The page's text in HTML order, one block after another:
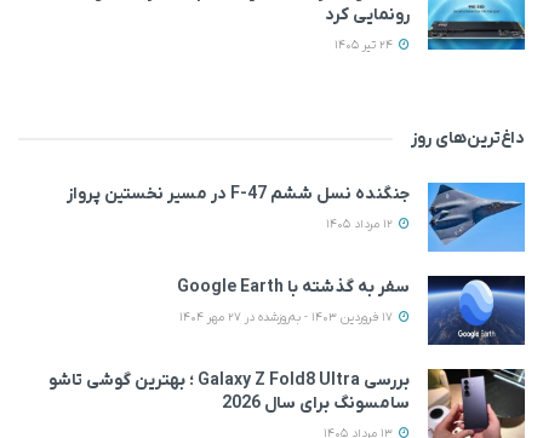
رونمایی کرد
داغ‌ترین‌های روز
جنگنده نسل ششم F-47 در مسیر نخستین پرواز
سفر به گذشته با Google Earth
بررسی Galaxy Z Fold8 Ultra ؛ بهترین گوشی تاشو
سامسونگ برای سال 2026